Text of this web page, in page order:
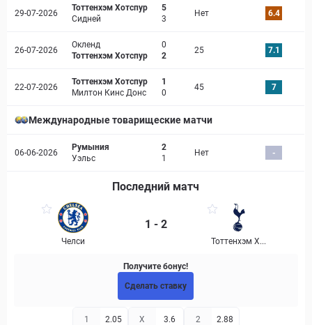
29-07-2026
Тоттенхэм Хотспур
Сидней
5
3
Нет 6.4
26-07-2026
Окленд
Тоттенхэм Хотспур
0
2
25 7.1
22-07-2026
Тоттенхэм Хотспур
Милтон Кинс Донс
1
0
45 7
Международные товарищеские матчи
06-06-2026
Румыния
Уэльс
2
1
Нет -
Последний матч
Челси
1 - 2
Тоттенхэм Х...
Получите бонус!
Сделать ставку
1 2.05 X 3.6 2 2.88